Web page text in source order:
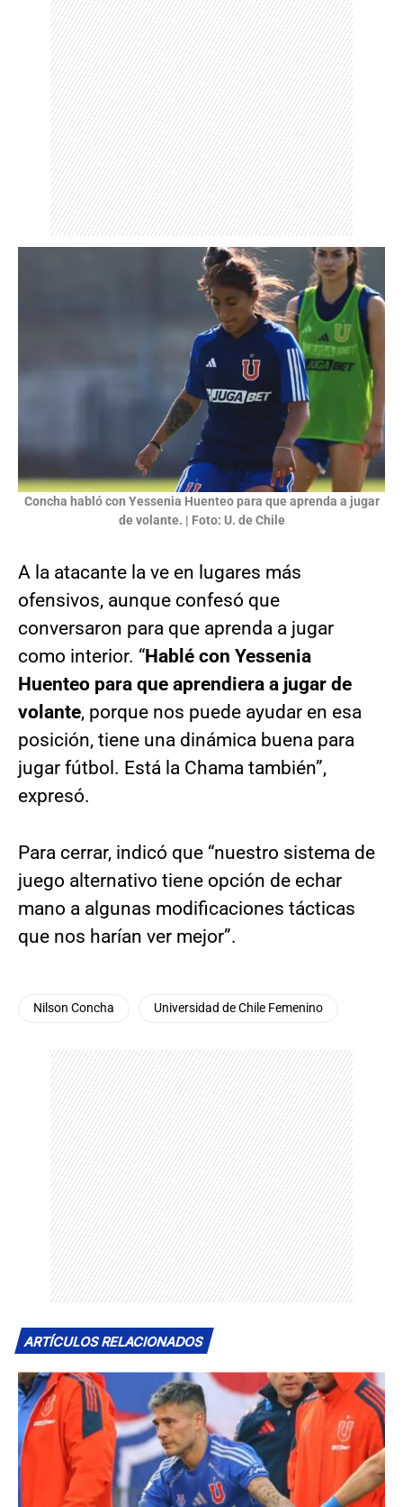
Concha habló con Yessenia Huenteo para que aprenda a jugar
de volante. | Foto: U. de Chile
A la atacante la ve en lugares más
ofensivos, aunque confesó que
conversaron para que aprenda a jugar
como interior. “Hablé con Yessenia
Huenteo para que aprendiera a jugar de
volante, porque nos puede ayudar en esa
posición, tiene una dinámica buena para
jugar fútbol. Está la Chama también”,
expresó.
Para cerrar, indicó que “nuestro sistema de
juego alternativo tiene opción de echar
mano a algunas modificaciones tácticas
que nos harían ver mejor”.
Nilson Concha Universidad de Chile Femenino
ARTÍCULOS RELACIONADOS